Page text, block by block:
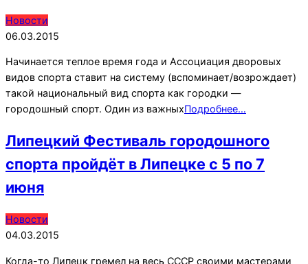
2015-
03-
Новости
06.03.2015
Начинается теплое время года и Ассоциация дворовых
видов спорта ставит на систему (вспоминает/возрождает)
такой национальный вид спорта как городки —
городошный спорт. Один из важныхПодробнее…
Липецкий Фестиваль городошного
спорта пройдёт в Липецке с 5 по 7
июня
2015-
03-
Новости
04.03.2015
Когда-то Липецк гремел на весь СССР своими мастерами